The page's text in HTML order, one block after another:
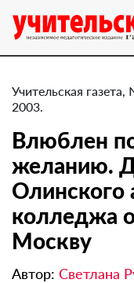
Учительская
2003.
Влюблен
желанию.
Олинского
колледжа
Москву
Автор: Светлана